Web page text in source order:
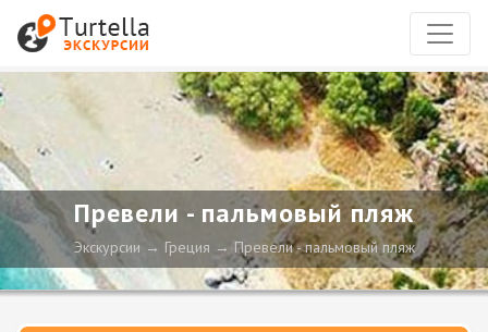
Превели - пальмовый пляж
Экскурсии Греция Превели - пальмовый пляж